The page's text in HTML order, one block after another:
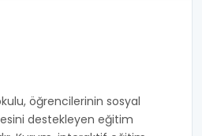
öğrencilerinin sosyal
destekleyen eğitim